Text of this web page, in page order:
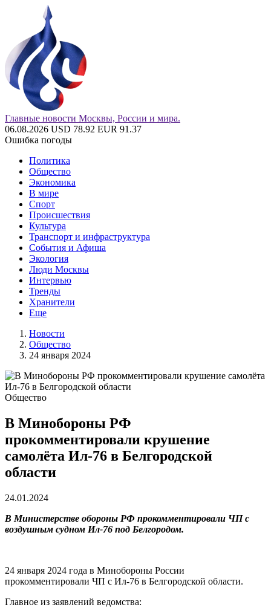
Главные новости Москвы, России и мира.
06.08.2026 USD 78.92 EUR 91.37
Ошибка погоды
Политика
Общество
Экономика
В мире
Спорт
Происшествия
Культура
Транспорт и инфраструктура
События и Афиша
Экология
Люди Москвы
Интервью
Тренды
Хранители
Еще
Новости
Общество
24 января 2024
Общество
В Минобороны РФ
прокомментировали крушение
самолёта Ил-76 в Белгородской
области
24.01.2024
В Министерстве обороны РФ прокомментировали ЧП с
воздушным судном Ил-76 под Белгородом.
24 января 2024 года в Минобороны России
прокомментировали ЧП с Ил-76 в Белгородской области.
Главное из заявлений ведомства: